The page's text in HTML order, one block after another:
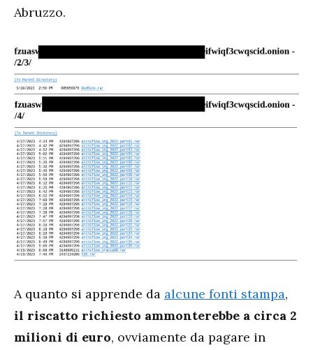
Abruzzo.
A quanto si apprende da alcune fonti stampa,
il riscatto richiesto ammonterebbe a circa 2
milioni di euro, ovviamente da pagare in